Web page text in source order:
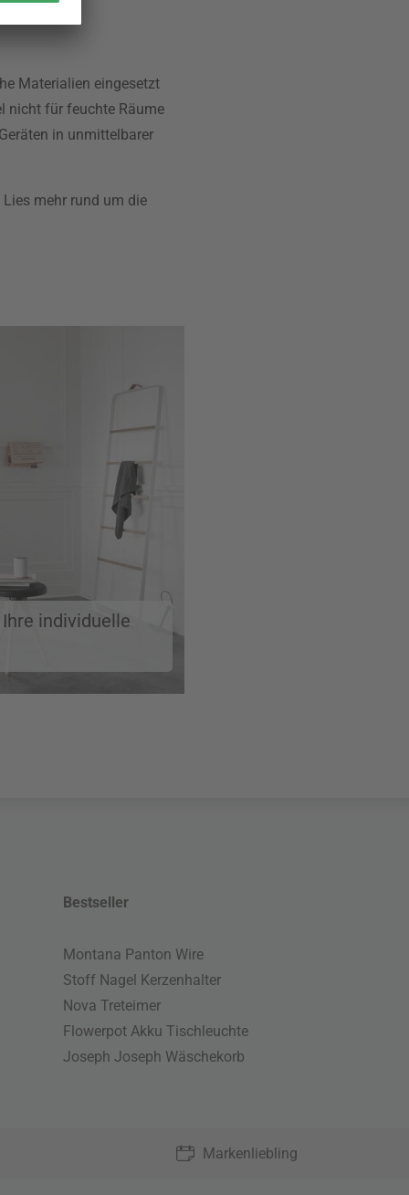
Materialien eingesetzt
nicht für feuchte Räume
in unmittelbarer
mehr rund um die
individuelle
Bestseller
Montana Panton Wire
Stoff Nagel Kerzenhalter
Nova Treteimer
Flowerpot Akku Tischleuchte
Joseph Joseph Wäschekorb
Markenliebling